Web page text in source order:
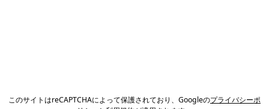
このサイトはreCAPTCHAによって保護されており、Googleのプライバシーポ